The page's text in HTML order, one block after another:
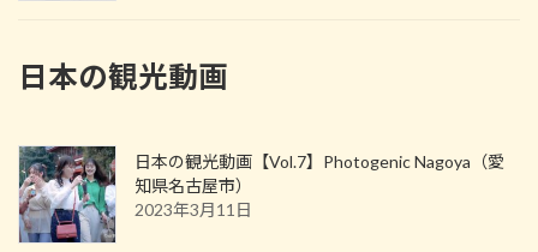
日本の観光動画
日本の観光動画【Vol.7】Photogenic Nagoya（愛
知県名古屋市）
2023年3月11日